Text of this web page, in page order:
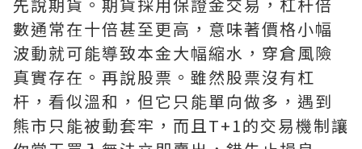
數通常在十倍甚至更高，意味著價格小幅
波動就可能導致本金大幅縮水，穿倉風險
真實存在。再說股票。雖然股票沒有杠
杆，看似溫和，但它只能單向做多，遇到
熊市只能被動套牢，而且T+1的交易機制讓